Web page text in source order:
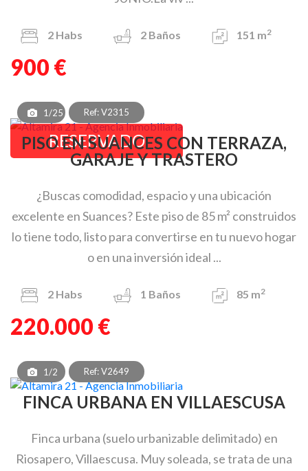
2 Habs 2 Baños 151 m2
900 €
1/25 Ref: V2315
RESERVADO
PISO EN SUANCES CON TERRAZA,
GARAJE Y TRASTERO
¿Buscas comodidad, espacio y una ubicación
excelente en Suances? Este piso de 85 m² construidos
lo tiene todo, listo para convertirse en tu nuevo hogar
o en una inversión ideal ...
2 Habs 1 Baños 85 m2
220.000 €
1/2 Ref: V2649
FINCA URBANA EN VILLAESCUSA
Finca urbana (suelo urbanizable delimitado) en
Riosapero, Villaescusa. Muy soleada, se trata de una